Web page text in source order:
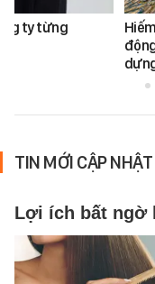
ty từng
TIN MỚI CẬP NHẬT
Lợi ích bất ngờ